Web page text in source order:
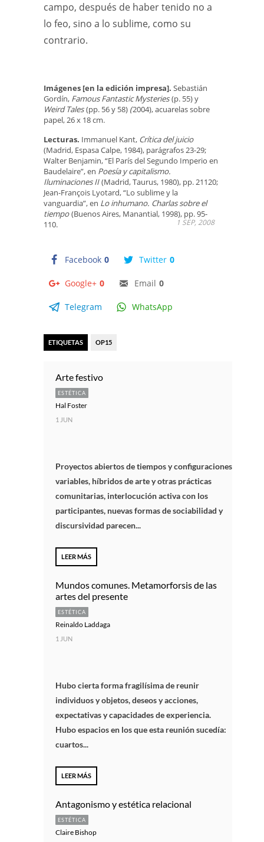
campo, después de haber tenido no a
lo feo, sino a lo sublime, como su
contrario.
Imágenes [en la edición impresa]. Sebastián
Gordín, Famous Fantastic Mysteries(p. 55) y
Weird Tales(pp. 56 y 58) (2004), acuarelas sobre
papel, 26 x 18 cm.
Lecturas. Immanuel Kant, Crítica del juicio
(Madrid, Espasa Calpe, 1984), parágrafos 23-29;
Walter Benjamin, “El París del Segundo Imperio en
Baudelaire”, en Poesía y capitalismo.
Iluminaciones II(Madrid, Taurus, 1980), pp. 21120;
Jean-François Lyotard, “Lo sublime y la
vanguardia”, en Lo inhumano. Charlas sobre el
tiempo(Buenos Aires, Manantial, 1998), pp. 95-
110.
Facebook 0 Twitter 0
Google+ 0 Email 0
Telegram WhatsApp
1 SEP, 2008
ETIQUETAS OP15
Arte festivo
ESTÉTICA
Hal Foster
1 JUN
Proyectos abiertos de tiempos y configuraciones
variables, híbridos de arte y otras prácticas
comunitarias, interlocución activa con los
participantes, nuevas formas de sociabilidad y
discursividad parecen...
LEER MÁS
Mundos comunes. Metamorforsis de las
artes del presente
ESTÉTICA
Reinaldo Laddaga
1 JUN
Hubo cierta forma fragilísima de reunir
individuos y objetos, deseos y acciones,
expectativas y capacidades de experiencia.
Hubo espacios en los que esta reunión sucedía:
cuartos...
LEER MÁS
Antagonismo y estética relacional
ESTÉTICA
Claire Bishop